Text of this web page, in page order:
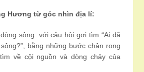
Hương từ góc nhìn địa lí:
sông: với câu hỏi gợi tìm “Ai đã
bằng những bước chân rong
về cội nguồn và dòng chảy của